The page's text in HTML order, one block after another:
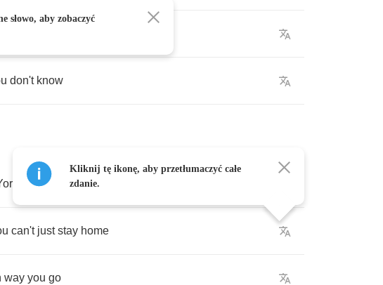
don't know
City in big bus
can't just stay home
way you go
słowo, aby zobaczyć
Kliknij tę ikonę, aby przetłumaczyć całe
zdanie.